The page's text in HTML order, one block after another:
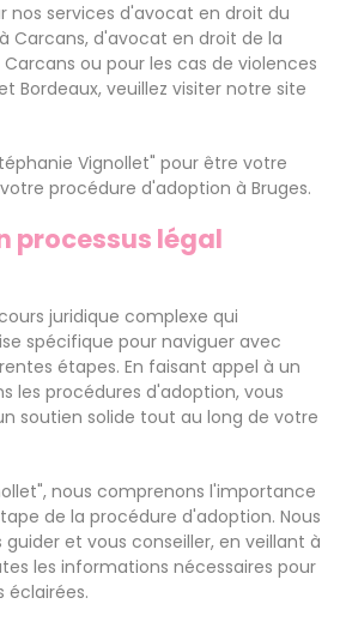
nos services d'avocat en droit du
Carcans, d'avocat en droit de la
ou pour les cas de violences
Bordeaux, veuillez visiter notre site
Vignollet" pour être votre
procédure d'adoption à Bruges.
processus légal
juridique complexe qui
spécifique pour naviguer avec
étapes. En faisant appel à un
les procédures d'adoption, vous
soutien solide tout au long de votre
nous comprenons l'importance
de la procédure d'adoption. Nous
et vous conseiller, en veillant à
les informations nécessaires pour
éclairées.